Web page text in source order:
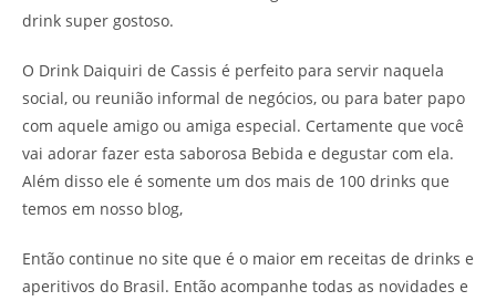
drink super gostoso.
O Drink Daiquiri de Cassis é perfeito para servir naquela
social, ou reunião informal de negócios, ou para bater papo
com aquele amigo ou amiga especial. Certamente que você
vai adorar fazer esta saborosa Bebida e degustar com ela.
Além disso ele é somente um dos mais de 100 drinks que
temos em nosso blog,
Então continue no site que é o maior em receitas de drinks e
aperitivos do Brasil. Então acompanhe todas as novidades e